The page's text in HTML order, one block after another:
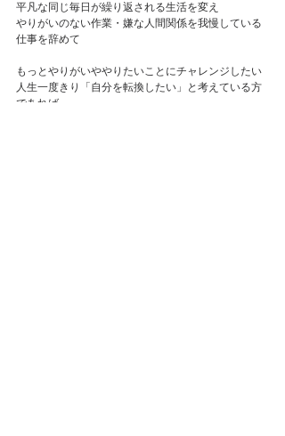
平凡な同じ毎日が繰り返される生活を変え
やりがいのない作業・嫌な人間関係を我慢している
仕事を辞めて
もっとやりがいややりたいことにチャレンジしたい
人生一度きり「自分を転換したい」と考えている方
であれば